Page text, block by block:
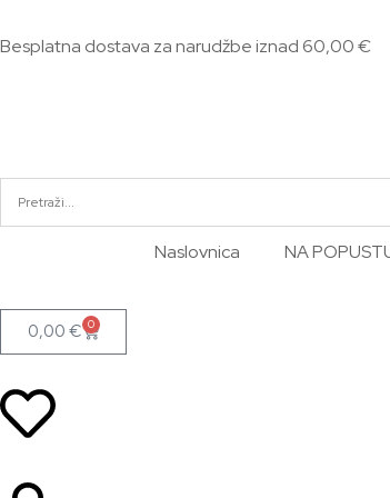
Besplatna dostava za narudžbe iznad 60,00 €
Naslovnica NA
0,00 € 0